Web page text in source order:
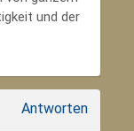
und der
Antworten